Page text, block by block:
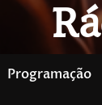
Programação